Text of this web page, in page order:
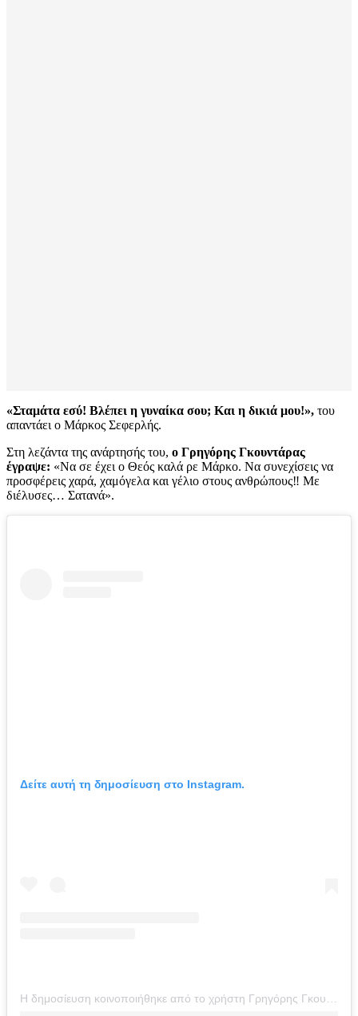
«Σταμάτα εσύ! Βλέπει η γυναίκα σου; Και η δικιά μου!», του
απαντάει ο Μάρκος Σεφερλής.
Στη λεζάντα της ανάρτησής του, ο Γρηγόρης Γκουντάρας
έγραψε: «Να σε έχει ο Θεός καλά ρε Μάρκο. Να συνεχίσεις να
προσφέρεις χαρά, χαμόγελα και γέλιο στους ανθρώπους‼️ Με
διέλυσες… Σατανά».
Δείτε αυτή τη δημοσίευση στο Instagram.
Η δημοσίευση κοινοποιήθηκε από το χρήστη Γρηγόρης Γκουντάρας (@g.goudaras)